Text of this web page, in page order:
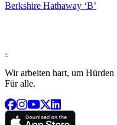
Berkshire Hathaway ‘B’
-
Wir arbeiten hart, um Hürden
Für alle.